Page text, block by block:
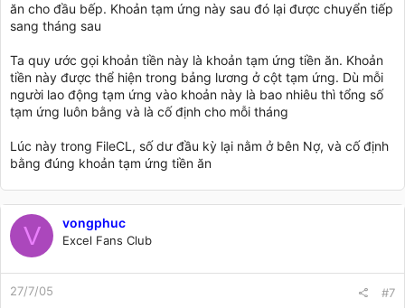
ăn cho đầu bếp. Khoản tạm ứng này sau đó lại được chuyển tiếp
sang tháng sau
Ta quy ước gọi khoản tiền này là khoản tạm ứng tiền ăn. Khoản
tiền này được thể hiện trong bảng lương ở cột tạm ứng. Dù mỗi
người lao động tạm ứng vào khoản này là bao nhiêu thì tổng số
tạm ứng luôn bằng và là cố định cho mỗi tháng
Lúc này trong FileCL, số dư đầu kỳ lại nằm ở bên Nợ, và cố định
bằng đúng khoản tạm ứng tiền ăn
V vongphuc
Excel Fans Club
27/7/05 #7